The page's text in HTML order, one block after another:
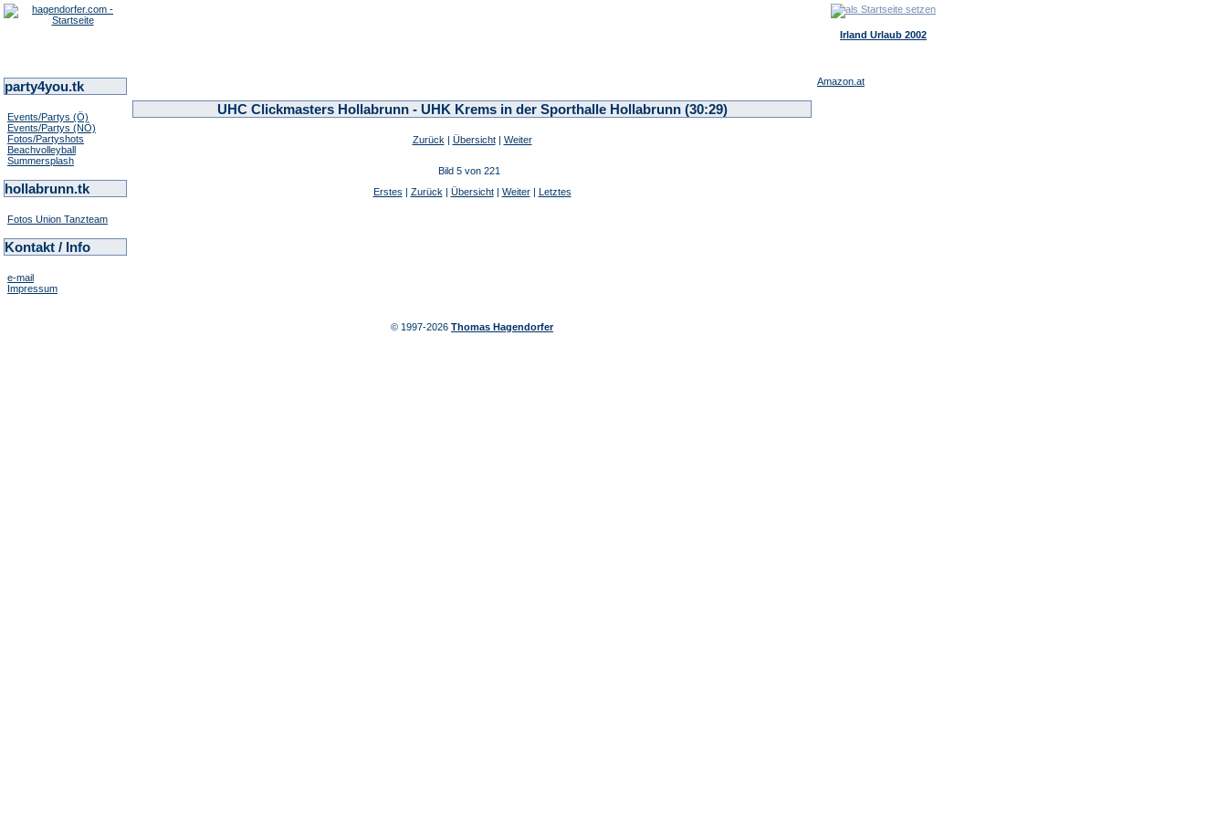
Irland Urlaub 2002
party4you.tk
Events/Partys (Ö)
Events/Partys (NÖ)
Fotos/Partyshots
Beachvolleyball
Summersplash
hollabrunn.tk
Fotos Union Tanzteam
Kontakt / Info
e-mail
Impressum
UHC Clickmasters Hollabrunn - UHK Krems in der Sporthalle Hollabrunn (30:29)
Zurück | Übersicht| Weiter
Bild 5 von 221
Erstes | Zurück | Übersicht| Weiter| Letztes
Amazon.at
© 1997-2026 Thomas Hagendorfer